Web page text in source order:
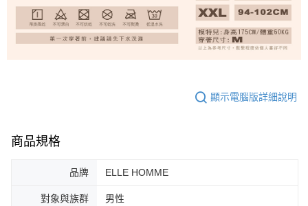
顯示電腦版詳細說明
商品規格
品牌 ELLE HOMME
對象與族群 男性